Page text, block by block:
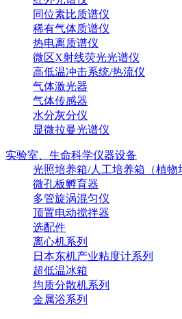
同位素比质谱仪
稀有气体质谱仪
热电离质谱仪
微区X射线荧光光谱仪
高低温冲击系统/热流仪
气体激光器
气体传感器
水分灰分仪
显微拉曼光谱仪
实验室、生命科学仪器设备
光照培养箱/人工培养箱（植物
微孔板孵育器
多管旋涡混匀仪
顶置电动搅拌器
选配件
离心机系列
日本东机产业粘度计系列
超低温冰箱
均质分散机系列
金属浴系列